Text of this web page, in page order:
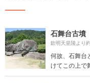
石舞台古墳
欽明天皇陵より
何故、石舞
けてこの上で